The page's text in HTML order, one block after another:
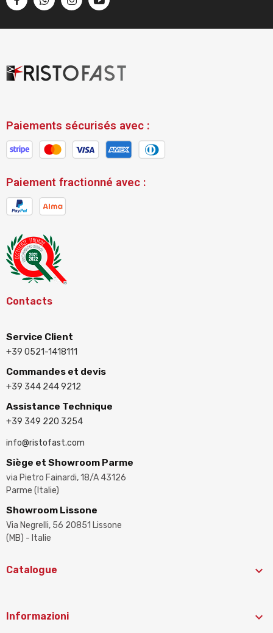
Paiements sécurisés avec :
Paiement fractionné avec :
Contacts
Service Client
+39 0521-1418111
Commandes et devis
+39 344 244 9212
Assistance Technique
+39 349 220 3254
info@ristofast.com
Siège et Showroom Parme
via Pietro Fainardi, 18/A 43126
Parme (Italie)
Showroom Lissone
Via Negrelli, 56 20851 Lissone
(MB) - Italie
Catalogue 
Informazioni 